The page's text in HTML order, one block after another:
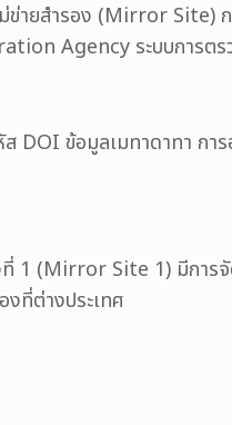
ายสำรอง (Mirror Site)
Agency ระบบการ
DOI ข้อมูลเมทาดาทา
(Mirror Site 1) มีการจั
ที่ต่างประเทศ